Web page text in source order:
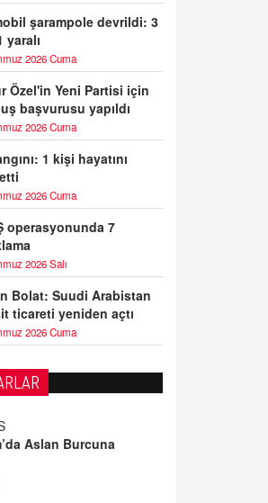
şarampole devrildi: 3
yaralı
2026 Cuma
Özel'in Yeni Partisi için
başvurusu yapıldı
2026 Cuma
1 kişi hayatını
2026 Cuma
operasyonunda 7
2026 Salı
Bolat: Suudi Arabistan
ticareti yeniden açtı
2026 Cuma
Aslan Burcuna
Sinirleri Düzelten